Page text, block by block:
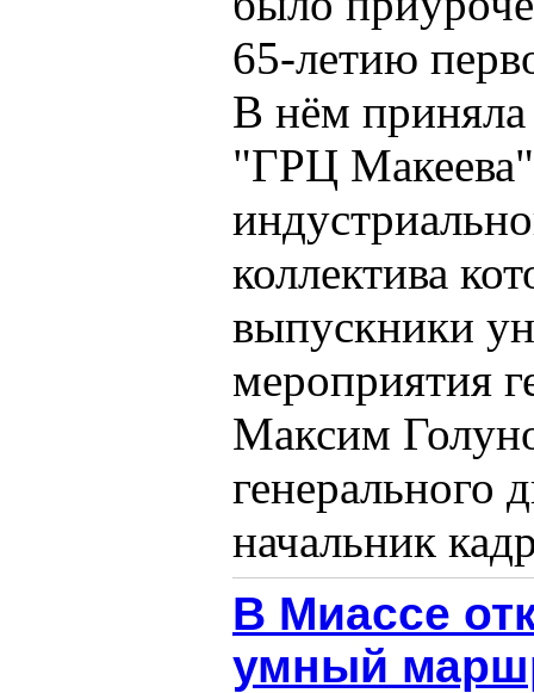
65-летию
В нём приняла
"ГРЦ
коллектива
выпускники
мероприятия
Максим
генерального
начальник
В Миассе
умный